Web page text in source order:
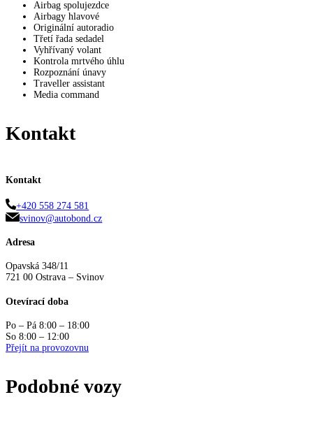
Airbag spolujezdce
Airbagy hlavové
Originální autoradio
Třetí řada sedadel
Vyhřívaný volant
Kontrola mrtvého úhlu
Rozpoznání únavy
Traveller assistant
Media command
Kontakt
Kontakt
+420 558 274 581
svinov@autobond.cz
Adresa
Opavská 348/11
721 00 Ostrava – Svinov
Otevírací doba
Po – Pá 8:00 – 18:00
So 8:00 – 12:00
Přejít na provozovnu
Podobné vozy